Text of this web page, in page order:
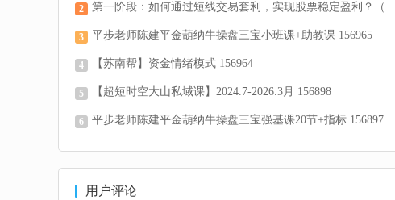
2 第一阶段：如何通过短线交易套利，实现股票稳定盈利？（...
3 平步老师陈建平金葫纳牛操盘三宝小班课+助教课 156965
4 【苏南帮】资金情绪模式 156964
5 【超短时空大山私域课】2024.7-2026.3月 156898
6 平步老师陈建平金葫纳牛操盘三宝强基课20节+指标 156897...
用户评论